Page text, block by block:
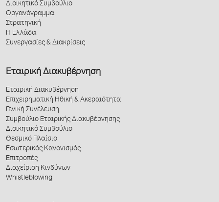
Διοικητικό Συμβούλιο
Οργανόγραμμα
Στρατηγική
Η Ελλάδα
Συνεργασίες & Διακρίσεις
Εταιρική Διακυβέρνηση
Εταιρική Διακυβέρνηση
Επιχειρηματική Ηθική & Ακεραιότητα
Γενική Συνέλευση
Συμβούλιο Εταιρικής Διακυβέρνησης
Διοικητικό Συμβούλιο
Θεσμικό Πλαίσιο
Εσωτερικός Κανονισμός
Επιτροπές
Διαχείριση Κινδύνων
Whistleblowing